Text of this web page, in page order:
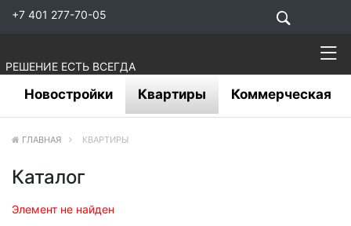
+7 401 277-70-05
РЕШЕНИЕ ЕСТЬ ВСЕГДА
Новостройки Квартиры Коммерческая
ГЛАВНАЯ КВАРТИРЫ
Каталог
Элемент не найден